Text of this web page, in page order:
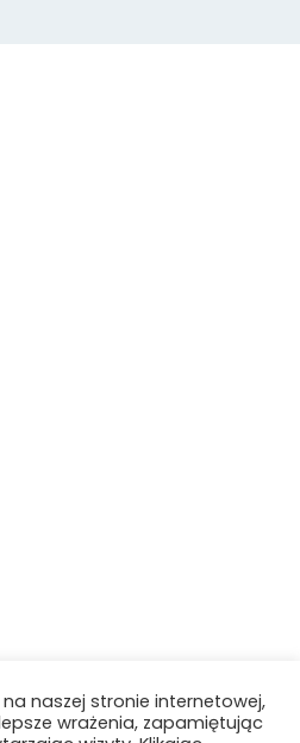
nas na
naszej stronie internetowej,
wrażenia, zapamiętując